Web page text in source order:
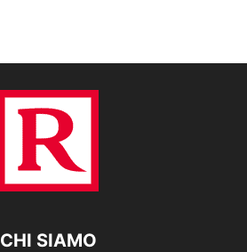
CHI SIAMO